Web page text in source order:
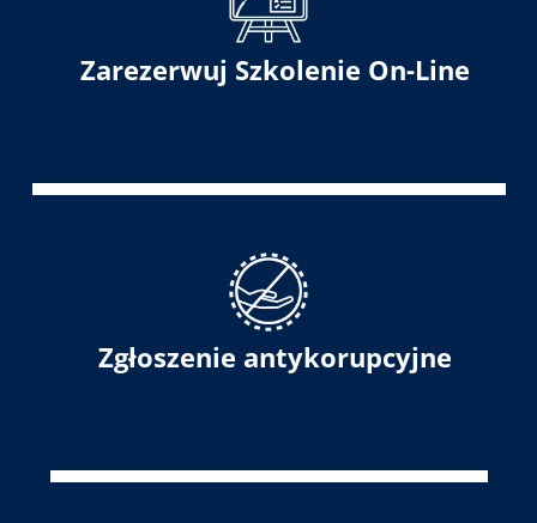
Zarezerwuj Szkolenie On-Line
Zgłoszenie antykorupcyjne